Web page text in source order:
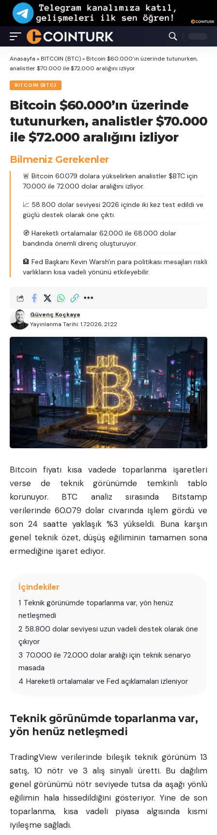
Anasayfa »BITCOIN (BTC)»Bitcoin $60.000’ın üzerinde tutunurken,
analistler $70.000 ile $72.000 aralığını izliyor
BITCOIN (BTC)
Bitcoin $60.000’ın üzerinde
tutunurken, analistler $70.000
ile $72.000 aralığını izliyor
Bilmeniz Gerekenler
🚨 Bitcoin 60.079 dolara yükselirken analistler $BTC için
70.000 ile 72.000 dolar aralığını izliyor.
📈 58.800 dolar seviyesi 2026 içinde iki kez test edildi ve
güçlü destek olarak öne çıktı.
🧭 Hareketli ortalamalar 62.000 ile 68.000 dolar
bandında önemli direnç oluşturuyor.
🏦 Fed Başkanı Kevin Warsh'ın para politikası mesajları riskli
varlıkların kısa vadeli yönünü etkileyebilir.
Yayınlanma Tarihi: 1.7.2026, 21:22
Güvenç Koçkaya
Bitcoin fiyatı kısa vadede toparlanma işaretleri
verse de teknik görünümde temkinli tablo
korunuyor. BTC analiz sırasında Bitstamp
verilerinde 60.079 dolar civarında işlem gördü ve
son 24 saatte yaklaşık %3 yükseldi. Buna karşın
genel teknik özet, düşüş eğiliminin tamamen sona
ermediğine işaret ediyor.
İçindekiler
1 Teknik görünümde toparlanma var, yön henüz
netleşmedi
2 58.800 dolar seviyesi uzun vadeli destek olarak öne
çıkıyor
3 70.000 ile 72.000 dolar aralığı için teknik senaryo
masada
4 Hareketli ortalamalar ve Fed açıklamaları izleniyor
Teknik görünümde toparlanma var,
yön henüz netleşmedi
TradingView verilerinde bileşik teknik görünüm 13
satış, 10 nötr ve 3 alış sinyali üretti. Bu dağılım
genel görünümü nötr seviyede tutsa da aşağı yönlü
eğilimin hala hissedildiğini gösteriyor. Yine de son
toparlanma, kısa vadeli piyasa algısında kısmi
iyileşme sağladı.